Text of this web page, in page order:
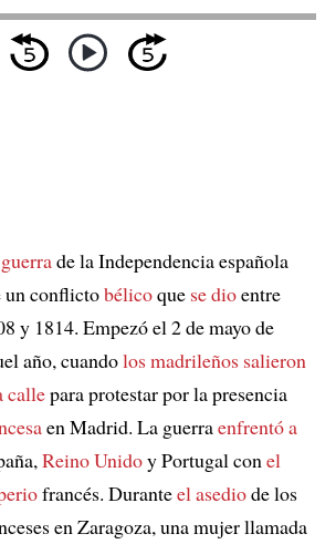
de la Independencia española
un conflictobélicoque se dioentre
y 1814. Empezó el 2 de mayo de
año, cuandolos madrileños salieron
callepara protestar por la presencia
en Madrid. La guerraenfrentó a
Reino Unidoy Portugal con el
francés. Duranteel asediode los
en Zaragoza, una mujer llamada